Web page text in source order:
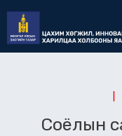
content
Соёлын